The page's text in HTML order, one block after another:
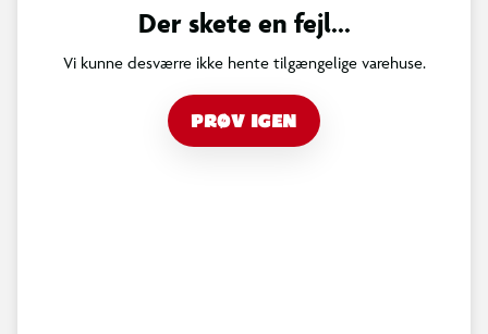
Der skete en fejl...
Vi kunne desværre ikke hente tilgængelige varehuse.
PRØV IGEN